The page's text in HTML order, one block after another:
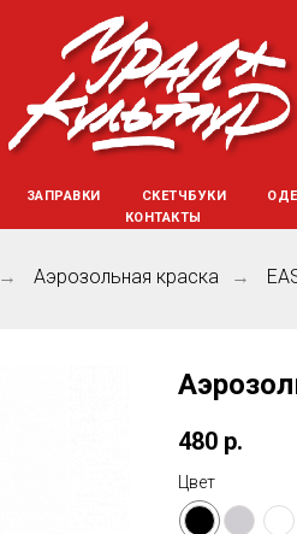
ЗАПРАВКИ СКЕТЧБУКИ
КОНТАКТЫ
→ Аэрозольная краска →
480 р.
Цвет